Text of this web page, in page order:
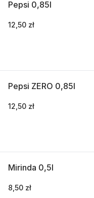
Pepsi 0,85l
12,50 zł
Pepsi ZERO 0,85l
12,50 zł
Mirinda 0,5l
8,50 zł